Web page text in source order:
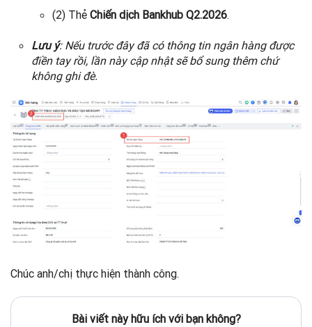
(2) Thẻ Chiến dịch Bankhub Q2.2026.
Lưu ý: Nếu trước đây đã có thông tin ngân hàng được
điền tay rồi, lần này cập nhật sẽ bổ sung thêm chứ
không ghi đè.
Chúc anh/chị thực hiện thành công.
Bài viết này hữu ích với bạn không?